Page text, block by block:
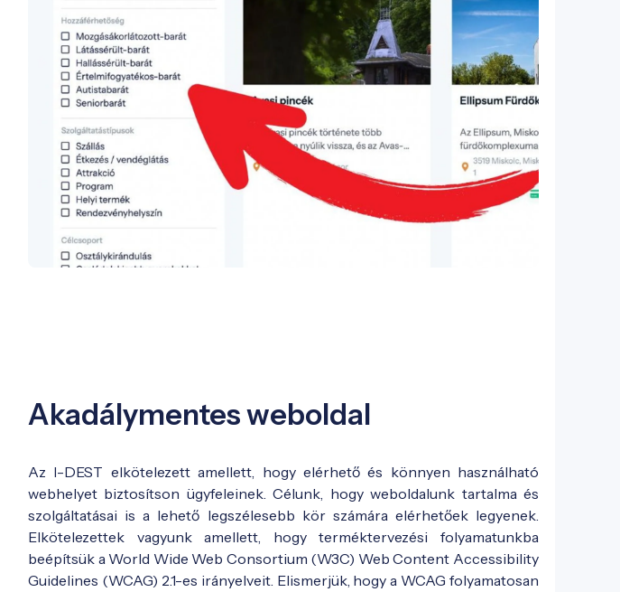
Akadálymentes weboldal
Az I-DEST elkötelezett amellett, hogy elérhető és könnyen használható
webhelyet biztosítson ügyfeleinek. Célunk, hogy weboldalunk tartalma és
szolgáltatásai is a lehető legszélesebb kör számára elérhetőek legyenek.
Elkötelezettek vagyunk amellett, hogy terméktervezési folyamatunkba
beépítsük a World Wide Web Consortium (W3C) Web Content Accessibility
Guidelines (WCAG) 2.1-es irányelveit. Elismerjük, hogy a WCAG folyamatosan